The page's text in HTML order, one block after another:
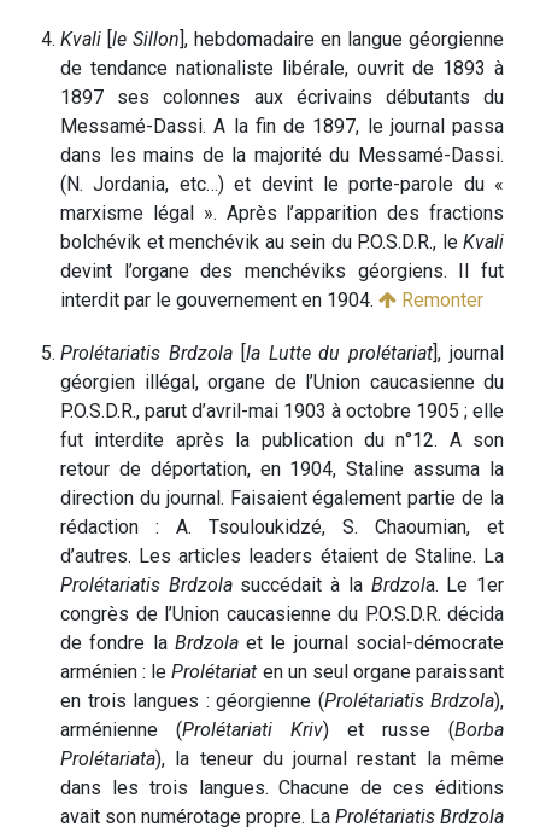
Kvali le Sillon ], hebdomadaire en langue géorgienne
de tendance nationaliste libérale, ouvrit de 1893 à
1897 ses colonnes aux écrivains débutants du
Messamé-Dassi. A la fin de 1897, le journal passa
dans les mains de la majorité du Messamé-Dassi.
(N. Jordania, etc…) et devint le porte-parole du «
marxisme légal ». Après l’apparition des fractions
bolchévik et menchévik au sein du P.O.S.D.R., le Kvali
devint l’organe des menchéviks géorgiens. Il fut
interdit par le gouvernement en 1904.
Remonter
Prolétariatis Brdzola[ la Lutte du prolétariat ], journal
géorgien illégal, organe de l’Union caucasienne du
P.O.S.D.R., parut d’avril-mai 1903 à octobre 1905 ; elle
fut interdite après la publication du n°12. A son
retour de déportation, en 1904, Staline assuma la
direction du journal. Faisaient également partie de la
rédaction : A. Tsouloukidzé, S. Chaoumian, et
d’autres. Les articles leaders étaient de Staline. La
Prolétariatis Brdzolasuccédait à la Brdzola. Le 1er
congrès de l’Union caucasienne du P.O.S.D.R. décida
de fondre la Brdzolaet le journal social-démocrate
arménien : leProlétariat en un seul organe paraissant
en trois langues : géorgienne (Prolétariatis Brdzola),
arménienne (Prolétariati Kriv) et russe (Borba
Prolétariata), la teneur du journal restant la même
dans les trois langues. Chacune de ces éditions
avait son numérotage propre. La Prolétariatis Brdzola